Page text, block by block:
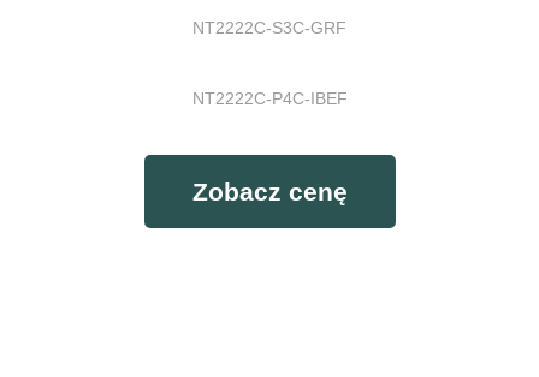
NT2222C-S3C-GRF
NT2222C-P4C-IBEF
Zobacz cenę